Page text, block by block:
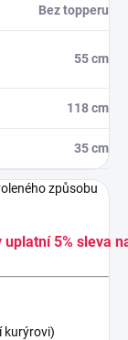
Bez topperu
55 cm
118 cm
35 cm
způsobu
5% sleva
kurýrovi)